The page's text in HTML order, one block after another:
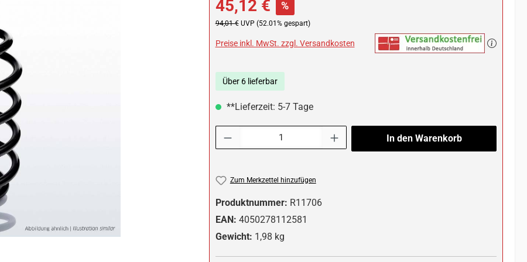
45,12 € %
Regulärer Preis:
94,01 € UVP (52.01% gespart)
Preise inkl. MwSt. zzgl. Versandkosten
Über 6 lieferbar
**Lieferzeit: 5-7 Tage
In den Warenkorb
Zum Merkzettel hinzufügen
Produktnummer: R11706
EAN: 4050278112581
Gewicht: 1,98 kg